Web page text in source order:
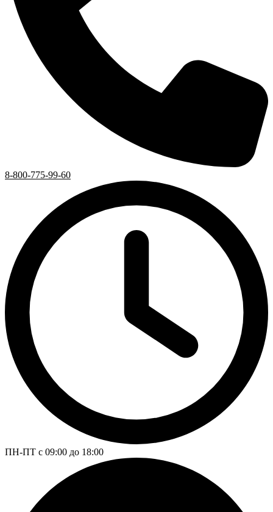
8-800-775-99-60
ПН-ПТ с 09:00 до 18:00